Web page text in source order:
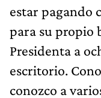
estar pagando
para su propio
Presidenta a
escritorio.
conozco a